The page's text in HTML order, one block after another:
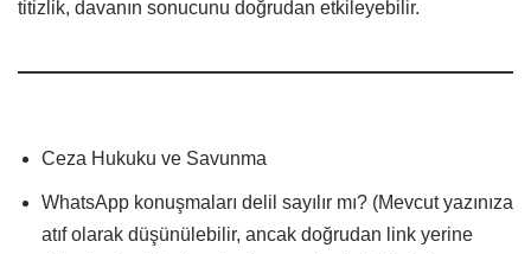
titizlik, davanın sonucunu doğrudan etkileyebilir.
Ceza Hukuku ve Savunma
WhatsApp konuşmaları delil sayılır mı? (Mevcut yazınıza
atıf olarak düşünülebilir, ancak doğrudan link yerine